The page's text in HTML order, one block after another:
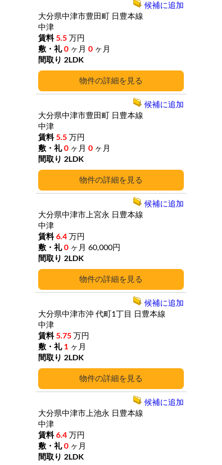
詳細
大分県中津市豊田町
日豊本線
中津
5.5 万円
0 ヶ月 0 ヶ月
2LDK
候補に追加
詳細
大分県中津市豊田町
日豊本線
中津
5.5 万円
0 ヶ月 0 ヶ月
2LDK
候補に追加
詳細
大分県中津市上宮永 日豊本線
中津
6.4 万円
0 ヶ月 60,000円
2LDK
候補に追加
詳細
大分県中津市沖 代町1丁目
日豊本線
中津
5.75 万円
1 ヶ月
2LDK
候補に追加
大分県中津市上池永 日豊本線
中津
6.4 万円
0 ヶ月
2LDK
候補に追加